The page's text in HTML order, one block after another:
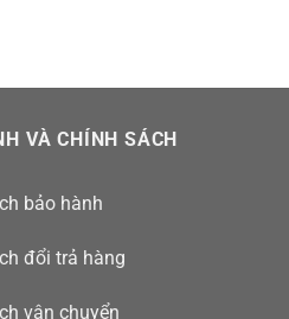
VÀ CHÍNH SÁCH
bảo hành
đổi trả hàng
vận chuyển